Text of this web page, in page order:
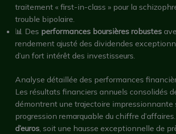
traitement « first-in-class » pour la
trouble bipolaire.
📊 Des performances boursières robustes
rendement ajusté des dividendes
d’un fort intérêt des investisseurs.
Analyse détaillée des performances
Les résultats financiers annuels consolidés
démontrent une trajectoire impressionnante
progression remarquable du chiffre
d’euros , soit une hausse exceptionnelle de